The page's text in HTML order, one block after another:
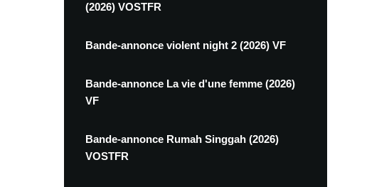
(2026) VOSTFR
Bande-annonce violent night 2 (2026) VF
Bande-annonce La vie d'une femme (2026)
VF
Bande-annonce Rumah Singgah (2026)
VOSTFR